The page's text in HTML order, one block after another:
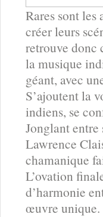
Rares sont
créer leurs
retrouve donc
la musique
géant, avec
S’ajoutent la
indiens, se
Jonglant entre
Lawrence
chamanique
L’ovation
d’harmonie
œuvre unique.